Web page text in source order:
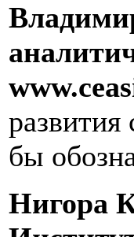
бы
Нигора